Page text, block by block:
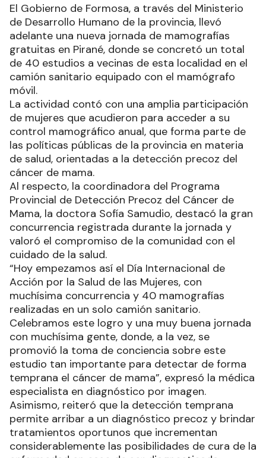
El Gobierno de Formosa, a través del Ministerio
de Desarrollo Humano de la provincia, llevó
adelante una nueva jornada de mamografías
gratuitas en Pirané, donde se concretó un total
de 40 estudios a vecinas de esta localidad en el
camión sanitario equipado con el mamógrafo
móvil.
La actividad contó con una amplia participación
de mujeres que acudieron para acceder a su
control mamográfico anual, que forma parte de
las políticas públicas de la provincia en materia
de salud, orientadas a la detección precoz del
cáncer de mama.
Al respecto, la coordinadora del Programa
Provincial de Detección Precoz del Cáncer de
Mama, la doctora Sofía Samudio, destacó la gran
concurrencia registrada durante la jornada y
valoró el compromiso de la comunidad con el
cuidado de la salud.
“Hoy empezamos así el Día Internacional de
Acción por la Salud de las Mujeres, con
muchísima concurrencia y 40 mamografías
realizadas en un solo camión sanitario.
Celebramos este logro y una muy buena jornada
con muchísima gente, donde, a la vez, se
promovió la toma de conciencia sobre este
estudio tan importante para detectar de forma
temprana el cáncer de mama”, expresó la médica
especialista en diagnóstico por imagen.
Asimismo, reiteró que la detección temprana
permite arribar a un diagnóstico precoz y brindar
tratamientos oportunos que incrementan
considerablemente las posibilidades de cura de la